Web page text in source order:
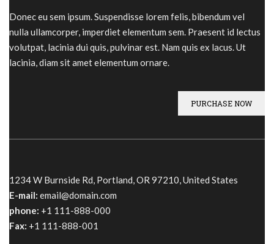
Donec eu sem ipsum. Suspendisse lorem felis, bibendum vel
nulla ullamcorper, imperdiet elementum sem. Praesent id lectus
volutpat, lacinia dui quis, pulvinar est. Nam quis ex lacus. Ut
lacinia, diam sit amet elementum ornare.
PURCHASE NOW
1234 W Burnside Rd, Portland, OR 97210, United States
E-mail: email@domain.com
phone: +1 111-888-000
Fax: +1 111-888-001